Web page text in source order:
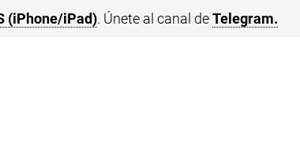
(iPhone/iPad). Únete al canal deTelegram.